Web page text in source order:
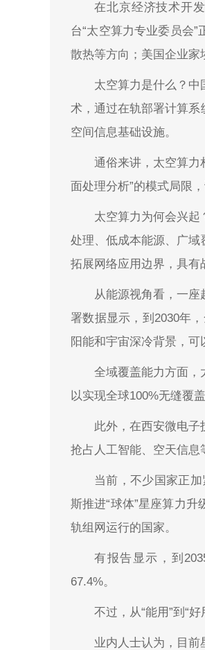
在北京经济技术开
台“太空算力专业委员会
散热等方向；美国企业
太空算力是什么？
术，通过在轨部署计算
空间信息基础设施。
通俗来讲，太空算力
面处理分析”的模式局限
太空算力为何会兴
处理、低成本能源、广域
拓展网络应用边界，具有
从能源视角看，一
署数据显示，到2030年
阳能和宇宙深冷背景，可
全域覆盖能力方面
以实现全球100%无缝覆
此外，在西安微电
抢占人工智能、空天信息
当前，不少国家正
斯推进“球体”星座算力
轨组网运行的国家。
有报告显示，到
67.4%。
不过，从“能用”到“
业内人士认为，目